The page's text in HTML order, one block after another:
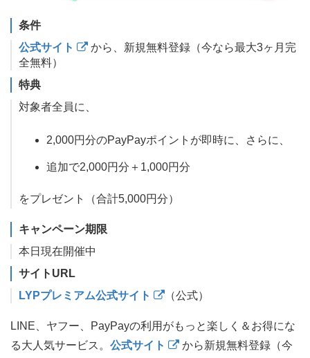
条件
公式サイト
から、新規無料登録（今なら最大3ヶ月完
全無料）
特典
対象者全員に、
2,000円分のPayPayポイントが即時に、さらに、
追加で2,000円分＋1,000円分
をプレゼント（合計5,000円分）
キャンペーン期限
本日現在開催中
サイトURL
LYPプレミアム公式サイト
（公式）
LINE、ヤフー、PayPayの利用がもっと楽しく＆お得にな
る大人気サービス。 公式サイト
から新規無料登録（今